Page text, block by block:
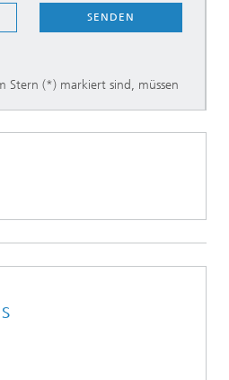
SENDEN
Stern (*) markiert sind, müssen